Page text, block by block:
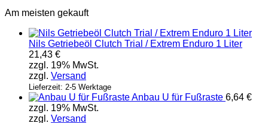
Am meisten gekauft
Nils Getriebeöl Clutch Trial / Extrem Enduro 1 Liter
21,43 €
zzgl. 19% MwSt.
zzgl. Versand
Lieferzeit: 2-5 Werktage
Anbau U für Fußraste 6,64 €
zzgl. 19% MwSt.
zzgl. Versand